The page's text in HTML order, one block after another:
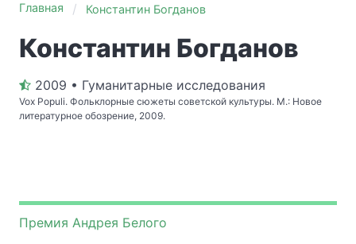
Главная Константин Богданов
Константин Богданов
2009 • Гуманитарные исследования
Vox Populi. Фольклорные сюжеты советской культуры. М.: Новое
литературное обозрение, 2009.
Премия Андрея Белого